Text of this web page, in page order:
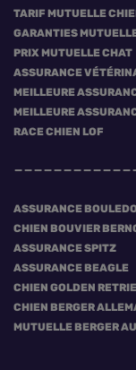
TARIF MUTUELLE
GARANTIES
PRIX MUTUELLE CHAT
ASSURANCE
MEILLEURE
MEILLEURE
RACE CHIEN LOF
ASSURANCE
CHIEN BOUVIER
ASSURANCE SPITZ
ASSURANCE BEAGLE
CHIEN GOLDEN
CHIEN BERGER
MUTUELLE BERGER